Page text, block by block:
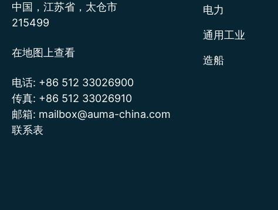
中国，江苏省，太仓市
215499
在地图上查看
电话: +86 512 33026900
传真: +86 512 33026910
邮箱: mailbox@auma-china.com
联系表
电力
通用工业
造船